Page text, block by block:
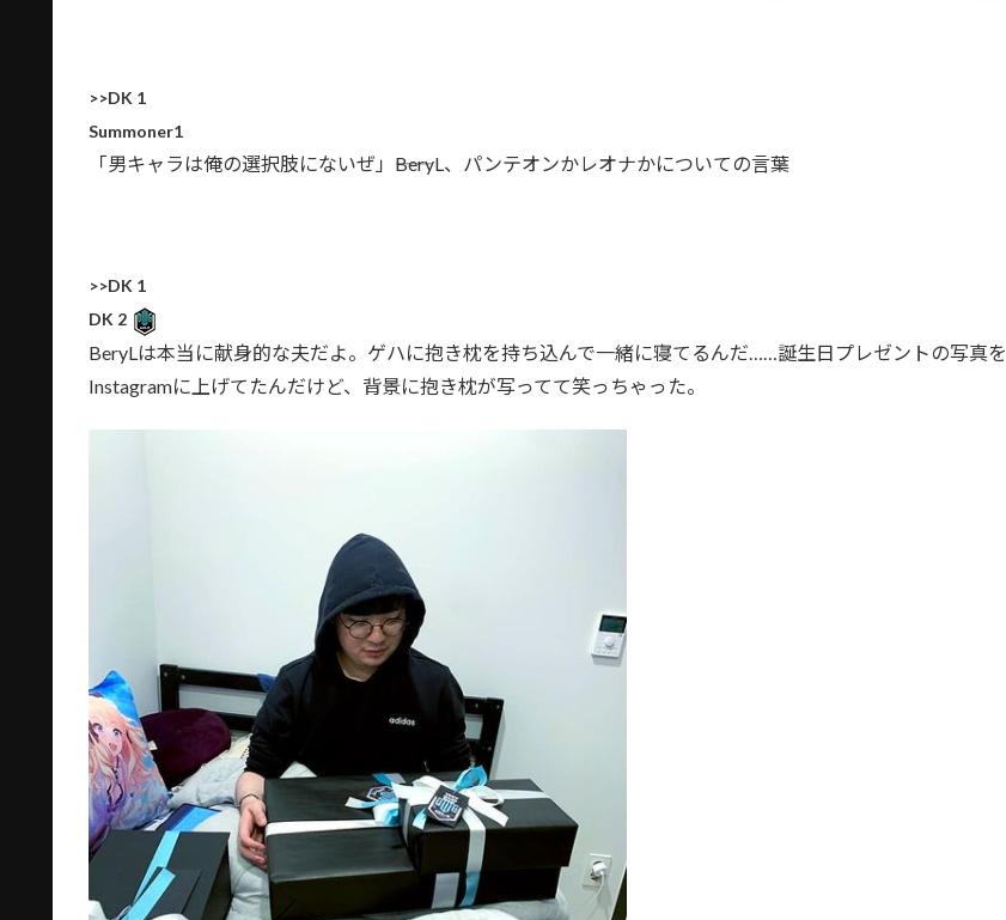
>>DK 1
Summoner1
「男キャラは俺の選択肢にないぜ」――BeryL、パンテオンかレオナかについての言葉
>>DK 1
DK 2
BeryLは本当に献身的な夫だよ。ゲハに抱き枕を持ち込んで一緒に寝てるんだ……誕生日プレゼントの写真を
Instagramに上げてたんだけど、背景に抱き枕が写ってて笑っちゃった。